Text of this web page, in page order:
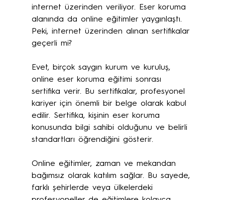
internet üzerinden veriliyor. Eser koruma
alanında da online eğitimler yaygınlaştı.
Peki, internet üzerinden alınan sertifikalar
geçerli mi?
Evet, birçok saygın kurum ve kuruluş,
online eser koruma eğitimi sonrası
sertifika verir. Bu sertifikalar, profesyonel
kariyer için önemli bir belge olarak kabul
edilir. Sertifika, kişinin eser koruma
konusunda bilgi sahibi olduğunu ve belirli
standartları öğrendiğini gösterir.
Online eğitimler, zaman ve mekandan
bağımsız olarak katılım sağlar. Bu sayede,
farklı şehirlerde veya ülkelerdeki